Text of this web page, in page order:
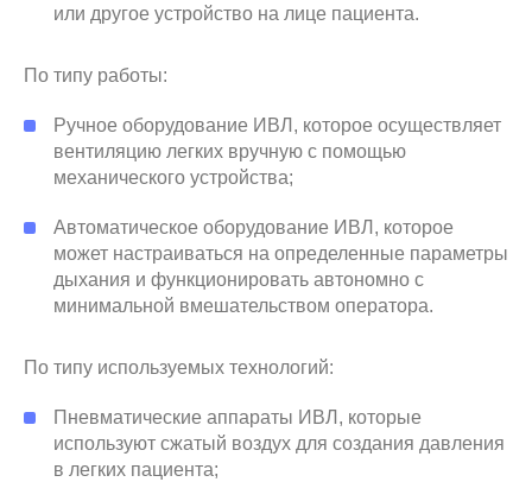
или другое устройство на лице пациента.
По типу работы:
Ручное оборудование ИВЛ, которое осуществляет
вентиляцию легких вручную с помощью
механического устройства;
Автоматическое оборудование ИВЛ, которое
может настраиваться на определенные параметры
дыхания и функционировать автономно с
минимальной вмешательством оператора.
По типу используемых технологий:
Пневматические аппараты ИВЛ, которые
используют сжатый воздух для создания давления
в легких пациента;